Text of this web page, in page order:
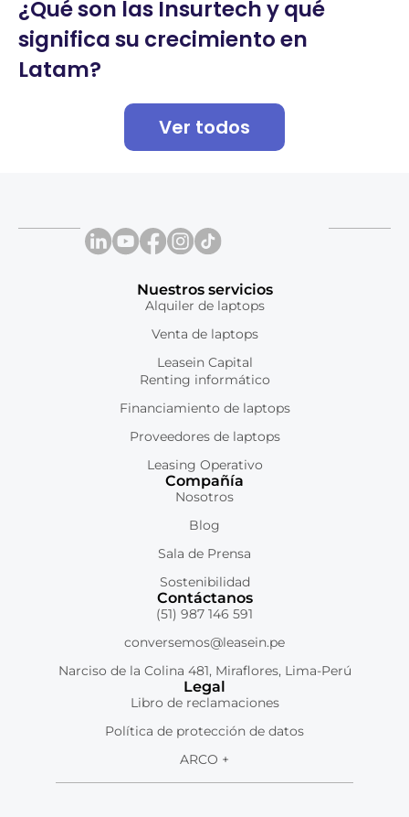
¿Qué son las Insurtech y qué
significa su crecimiento en
Latam?
Ver todos
Nuestros servicios
Alquiler de laptops
Venta de laptops
Leasein Capital
Renting informático
Financiamiento de laptops
Proveedores de laptops
Leasing Operativo
Compañía
Nosotros
Blog
Sala de Prensa
Sostenibilidad
Contáctanos
(51) 987 146 591
conversemos@leasein.pe
Narciso de la Colina 481, Miraflores, Lima-Perú
Legal
Libro de reclamaciones
Política de protección de datos
ARCO +